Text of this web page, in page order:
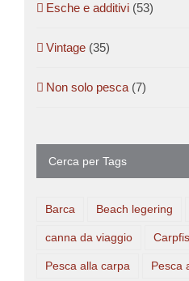
Esche e additivi (53)
Vintage (35)
Non solo pesca (7)
Cerca per Tags
Barca Beach legering
canna da viaggio
Pesca alla carpa Pesca